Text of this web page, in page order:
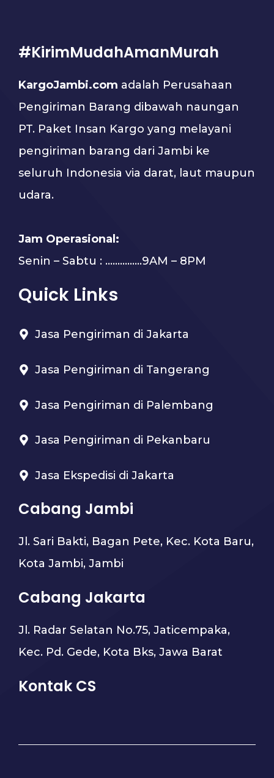
#KirimMudahAmanMurah
KargoJambi.com adalah Perusahaan
Pengiriman Barang dibawah naungan
PT. Paket Insan Kargo yang melayani
pengiriman barang dari Jambi ke
seluruh Indonesia via darat, laut maupun
udara.
Jam Operasional:
Senin – Sabtu : …………...9AM – 8PM
Quick Links
Jasa Pengiriman di Jakarta
Jasa Pengiriman di Tangerang
Jasa Pengiriman di Palembang
Jasa Pengiriman di Pekanbaru
Jasa Ekspedisi di Jakarta
Cabang Jambi
Jl. Sari Bakti, Bagan Pete, Kec. Kota Baru,
Kota Jambi, Jambi
Cabang Jakarta
Jl. Radar Selatan No.75, Jaticempaka,
Kec. Pd. Gede, Kota Bks, Jawa Barat
Kontak CS